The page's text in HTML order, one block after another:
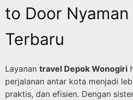
to Door Nyaman
Terbaru
Layanan travel Depok Wonogiri
perjalanan antar kota menjadi
praktis, dan efisien. Dengan